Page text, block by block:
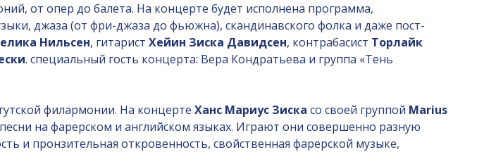
от опер до балета. На концерте будет исполнена программа,
джаза (от фри-джаза до фьюжна), скандинавского фолка и даже пост-
Нильсен, гитарист Хейин Зиска Давидсен, контрабасист Торлайк
. специальный гость концерта: Вера Кондратьева и группа «Тень
филармонии. На концерте Ханс Мариус Зиска со своей группой Marius
на фарерском и английском языках. Играют они совершенно разную
и пронзительная откровенность, свойственная фарерской музыке,